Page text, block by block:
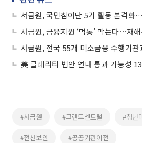
서금원, 전국 55개 미소금융 수행기관
#서금원 #그랜드센트럴 #청년
#전산보안 #공공기관이전